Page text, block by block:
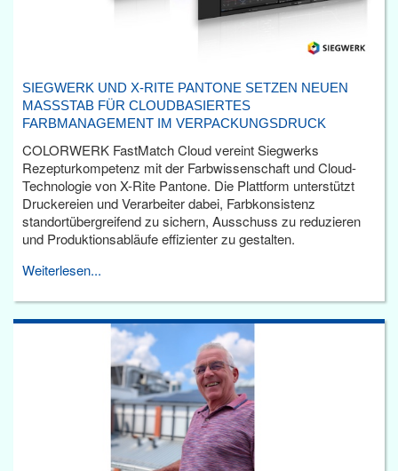
SIEGWERK UND X-RITE PANTONE SETZEN NEUEN
MASSSTAB FÜR CLOUDBASIERTES F
ARBMANAGEMENT IM VERPACKUNGSDRUCK
COLORWERK FastMatch Cloud vereint Siegwerks
Rezepturkompetenz mit der Farbwissenschaft und Cloud-
Technologie von X-Rite Pantone. Die Plattform unterstützt
Druckereien und Verarbeiter dabei, Farbkonsistenz
standortübergreifend zu sichern, Ausschuss zu reduzieren
und Produktionsabläufe effizienter zu gestalten.
Weiterlesen...